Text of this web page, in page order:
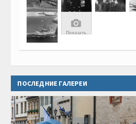
📷
Показать
ПОСЛЕДНИЕ ГАЛЕРЕИ